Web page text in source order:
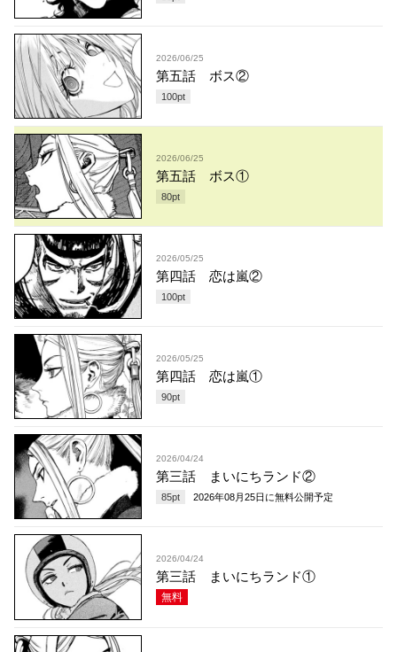
2026/06/25
第五話 ボス②
100pt
2026/06/25
第五話 ボス①
80pt
2026/05/25
第四話 恋は嵐②
100pt
2026/05/25
第四話 恋は嵐①
90pt
2026/04/24
第三話 まいにちランド②
85pt 2026年08月25日 に無料公開予定
2026/04/24
第三話 まいにちランド①
無料